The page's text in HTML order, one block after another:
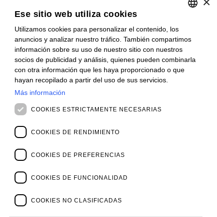
Cuida tu negocio.
Suscríbase a nuestro boletín para mantenerse al día.
INSCRÍBASE
CONTACTO
Oficinas
Contáctanos
Vacantes
NOVEDADES
Webinars
Archivo de Webinars
Noticias y Eventos
Archivo de Eventos
Clientes
Dirección
Socios
ITALIAN
FRENCH
Ese sitio web utiliza cookies
Utilizamos cookies para personalizar el contenido, los
anuncios y analizar nuestro tráfico. También compartimos
información sobre su uso de nuestro sitio con nuestros
socios de publicidad y análisis, quienes pueden combinarla
con otra información que les haya proporcionado o que
hayan recopilado a partir del uso de sus servicios.
Más información
COOKIES ESTRICTAMENTE NECESARIAS
COOKIES DE RENDIMIENTO
COOKIES DE PREFERENCIAS
COOKIES DE FUNCIONALIDAD
COOKIES NO CLASIFICADAS